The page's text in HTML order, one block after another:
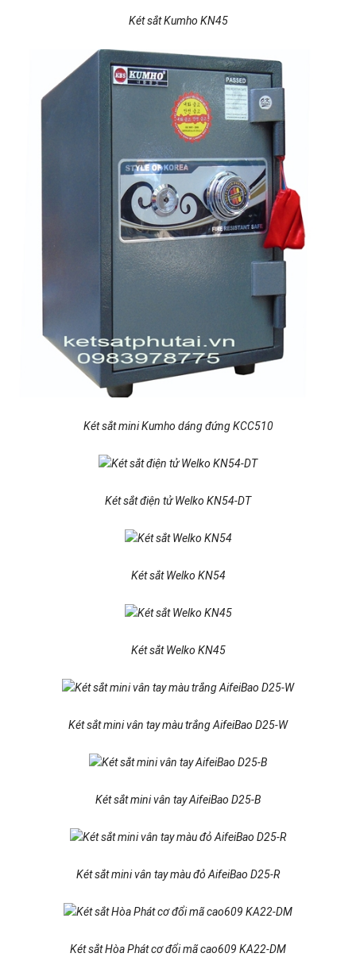
Két sắt Kumho KN45
Két sắt mini Kumho dáng đứng KCC510
Két sắt điện tử Welko KN54-DT
Két sắt Welko KN54
Két sắt Welko KN45
Két sắt mini vân tay màu trắng AifeiBao D25-W
Két sắt mini vân tay AifeiBao D25-B
Két sắt mini vân tay màu đỏ AifeiBao D25-R
Két sắt Hòa Phát cơ đổi mã cao609 KA22-DM